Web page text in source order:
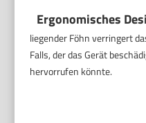
Ergonomisches
liegender Föhn verringert
Falls, der das Gerät
hervorrufen könnte.